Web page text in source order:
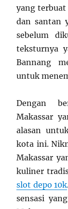
yang terbuat
dan santan
sebelum
teksturnya
Bannang
untuk
Dengan
Makassar
alasan
kota ini.
Makassar
kuliner
slot depo 10k
sensasi